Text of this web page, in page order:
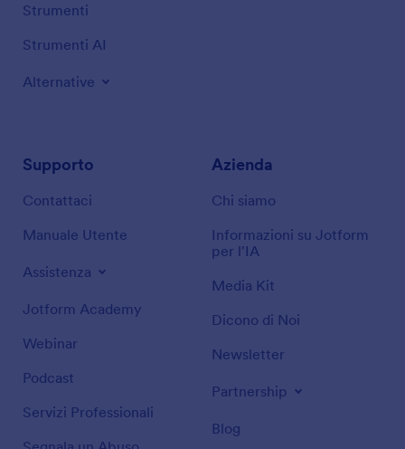
Strumenti
Strumenti AI
Alternative
Supporto
Contattaci
Manuale Utente
Assistenza
Jotform Academy
Webinar
Podcast
Servizi Professionali
Azienda
Chi siamo
Informazioni su Jotform
per l'IA
Media Kit
Dicono di Noi
Newsletter
Partnership
Blog